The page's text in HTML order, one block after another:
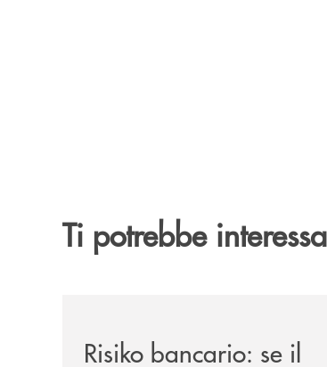
Ti potrebbe
Risiko bancario: se il